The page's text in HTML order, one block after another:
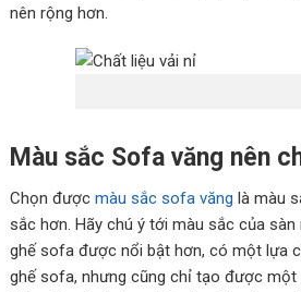
nên rộng hơn.
Màu sắc Sofa văng nên
Chọn được màu sắc sofa văng là màu
sắc hơn. Hãy chú ý tới màu sắc của
ghế sofa được nổi bật hơn, có một lựa
ghế sofa, nhưng cũng chỉ tạo được một